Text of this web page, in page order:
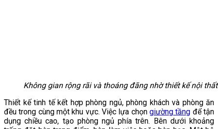
Không gian rộng rãi và thoáng đãng nhờ thiết kế nội
Thiết kế tinh tế kết hợp phòng ngủ, phòng khách và phòng ăn
đều trong cùng một khu vực. Việc lựa chọn giường tầng để tận
dụng chiều cao, tạo phòng ngủ phía trên. Bên dưới khoảng